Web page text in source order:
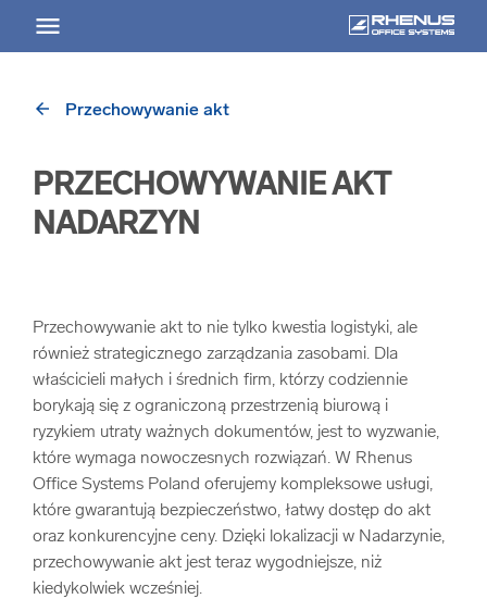
USŁUGI
Niszczenie nośników informacji arrow_forward
Archiwizowanie dokumentów arrow_forward
Przechowywanie dokumentacji arrow_forward
Usługi digitalizacjyjne arrow_forward
Osuszanie dokumentów
arrow_back Przechowywanie akt
PRZECHOWYWANIE AKT
NADARZYN
Przechowywanie akt to nie tylko kwestia logistyki, ale
również strategicznego zarządzania zasobami. Dla
właścicieli małych i średnich firm, którzy codziennie
borykają się z ograniczoną przestrzenią biurową i
ryzykiem utraty ważnych dokumentów, jest to wyzwanie,
które wymaga nowoczesnych rozwiązań. W Rhenus
Office Systems Poland oferujemy kompleksowe usługi,
które gwarantują bezpieczeństwo, łatwy dostęp do akt
oraz konkurencyjne ceny. Dzięki lokalizacji w Nadarzynie,
przechowywanie akt jest teraz wygodniejsze, niż
kiedykolwiek wcześniej.